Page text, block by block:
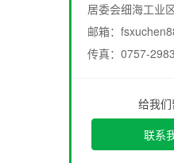
居委会细海工业
邮箱：
传真：0757-
给我
联系